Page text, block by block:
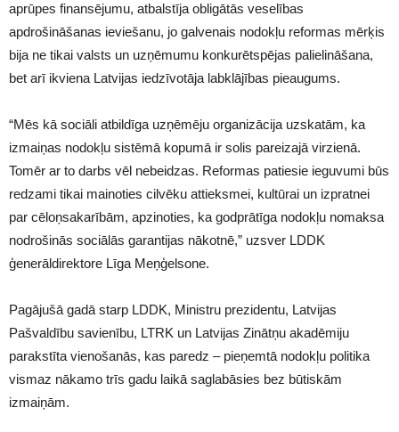
aprūpes finansējumu, atbalstīja obligātās veselības
apdrošināšanas ieviešanu, jo galvenais nodokļu reformas mērķis
bija ne tikai valsts un uzņēmumu konkurētspējas palielināšana,
bet arī ikviena Latvijas iedzīvotāja labklājības pieaugums.
“Mēs kā sociāli atbildīga uzņēmēju organizācija uzskatām, ka
izmaiņas nodokļu sistēmā kopumā ir solis pareizajā virzienā.
Tomēr ar to darbs vēl nebeidzas. Reformas patiesie ieguvumi būs
redzami tikai mainoties cilvēku attieksmei, kultūrai un izpratnei
par cēloņsakarībām, apzinoties, ka godprātīga nodokļu nomaksa
nodrošinās sociālās garantijas nākotnē,” uzsver LDDK
ģenerāldirektore Līga Meņģelsone.
Pagājušā gadā starp LDDK, Ministru prezidentu, Latvijas
Pašvaldību savienību, LTRK un Latvijas Zinātņu akadēmiju
parakstīta vienošanās, kas paredz – pieņemtā nodokļu politika
vismaz nākamo trīs gadu laikā saglabāsies bez būtiskām
izmaiņām.